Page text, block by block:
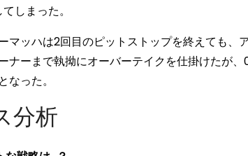
しまった。
ッハは2回目のピットストップを終えても、
ナーまで執拗にオーバーテイクを仕掛けたが
った。
分析